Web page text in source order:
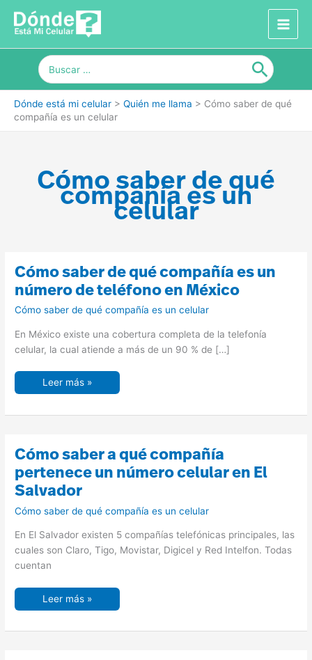
contenido
Buscar
por:
Dónde está mi celular > Quién me llama > Cómo saber de qué
compañía es un celular
Cómo saber de qué
compañía es un
celular
Cómo saber de qué compañía es un
número de teléfono en México
Cómo saber de qué compañía es un celular
En México existe una cobertura completa de la telefonía
celular, la cual atiende a más de un 90 % de […]
Cómo
saber
de
qué
compañía
es
número
de
teléfono
en
Leer más »
Cómo saber a qué compañía
pertenece un número celular en El
Salvador
Cómo saber de qué compañía es un celular
En El Salvador existen 5 compañías telefónicas principales, las
cuales son Claro, Tigo, Movistar, Digicel y Red Intelfon. Todas
cuentan
Cómo
saber
a
qué
compañía
pertenece
número
en
El
Salvador
Leer más »